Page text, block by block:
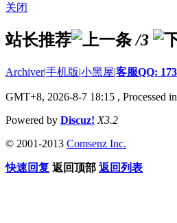
关闭
站长推荐 /3
Archiver|手机版|小黑屋|客服QQ:
GMT+8, 2026-8-7 18:15 , Processed
Powered by Discuz! X3.2
© 2001-2013 Comsenz Inc.
快速回复 返回顶部 返回列表